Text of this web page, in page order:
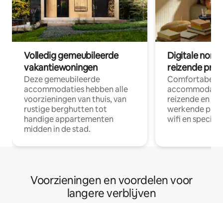
Volledig gemeubileerde
vakantiewoningen
Deze gemeubileerde
accommodaties hebben alle
voorzieningen van thuis, van
rustige berghutten tot
handige appartementen
midden in de stad.
Digitale
reizende
Comfortabele
reizende en
werkende
wifi en
Voorzieningen en voordelen voor
langere verblijven